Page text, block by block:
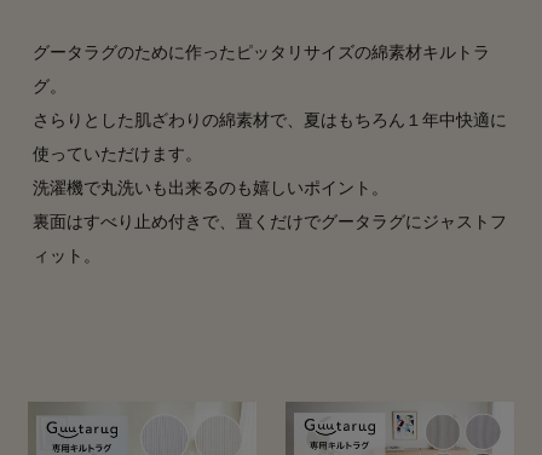
グータラグのために作ったピッタリサイズの綿素材キルトラ
グ。
さらりとした肌ざわりの綿素材で、夏はもちろん１年中快適に
使っていただけます。
洗濯機で丸洗いも出来るのも嬉しいポイント。
裏面はすべり止め付きで、置くだけでグータラグにジャストフ
ィット。